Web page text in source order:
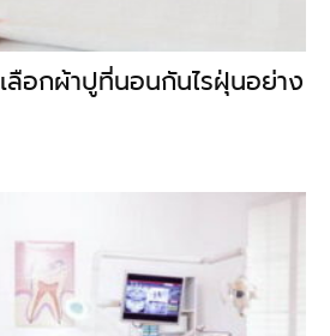
อกผ้าปูที่นอนกันไรฝุ่นอย่าง